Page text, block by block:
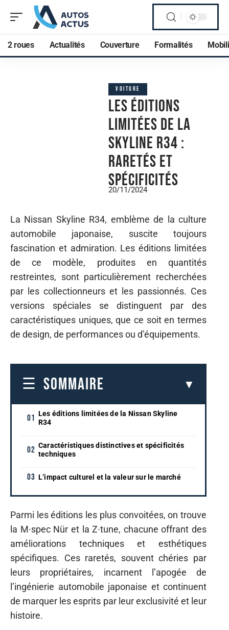
2 roues Actualités Couverture Formalités
VOITURE
Les éditions
limitées de la
Skyline R34 :
raretés et
spécificités
20/11/2024
La Nissan Skyline R34, emblème de la culture
automobile japonaise, suscite toujours
fascination et admiration. Les éditions limitées
de ce modèle, produites en quantités
restreintes, sont particulièrement recherchées
par les collectionneurs et les passionnés. Ces
versions spéciales se distinguent par des
caractéristiques uniques, que ce soit en termes
de design, de performances ou d’équipements.
SOMMAIRE
Les éditions limitées de la Nissan Skyline
R34
Caractéristiques distinctives et spécificités
techniques
L’impact culturel et la valeur sur le marché
Parmi les éditions les plus convoitées, on trouve
la M·spec Nür et la Z·tune, chacune offrant des
améliorations techniques et esthétiques
spécifiques. Ces raretés, souvent chéries par
leurs propriétaires, incarnent l’apogée de
l’ingénierie automobile japonaise et continuent
de marquer les esprits par leur exclusivité et leur
histoire.